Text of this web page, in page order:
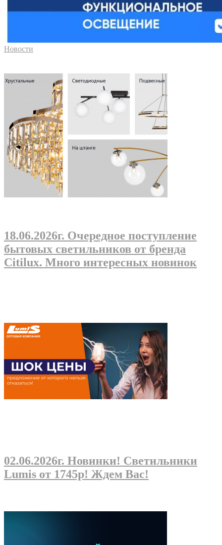
Новости
18.06.2026г. Очередное поступление
бытовых светильников от бренда
Citilux. Много интересных новинок
02.06.2026г. Новинки! Светильники
Lumis от 1745р! Ждем Вас!